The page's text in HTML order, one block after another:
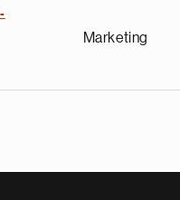
Marketing